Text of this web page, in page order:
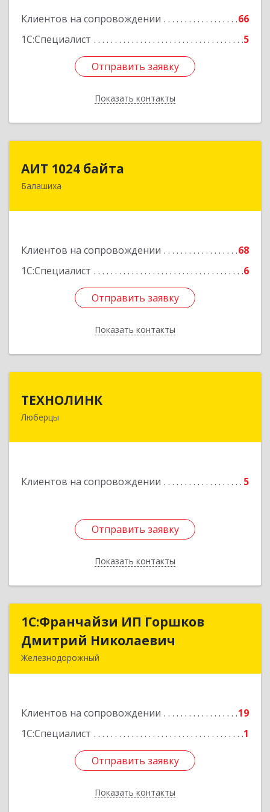
Клиентов на сопровождении
66
1С:Специалист
5
Отправить заявку
Показать контакты
Отправить заявку
Назад
АИТ 1024 байта
Балашиха
Клиентов на сопровождении
68
1С:Специалист
6
Отправить заявку
Показать контакты
143909, Московская обл, Балашиха г, Солнечная
Отправить заявку
Назад
ТЕХНОЛИНК
Люберцы
Клиентов на сопровождении 5
Отправить заявку
Показать контакты
140014, г.Люберцы, Октябрьский просп., д.373
Отправить заявку
Назад
1С:Франчайзи ИП Горшков
Дмитрий Николаевич
Железнодорожный
Клиентов на сопровождении
19
1С:Специалист
1
Отправить заявку
Показать контакты
1С:Франчайзи ИП Горшков
Дмитрий Николаевич
Подробнее
Отправить заявку
Назад